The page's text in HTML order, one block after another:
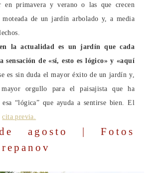
en primavera y verano o las que crecen
de un jardín arbolado y, a media
en la actualidad es un jardín que cada
sensación de «sí, esto es lógico» y «aquí
es sin duda el mayor éxito de un jardín y,
orgullo para el paisajista que ha
“lógica” que ayuda a sentirse bien. El
cita previa.
agosto | Fotos